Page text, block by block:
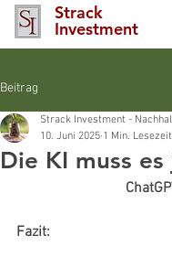
Strack
Investment
Beitrag
Die KI muss
Strack Investment -
10. Juni 2025 1 Min. Lesezeit
Fazit: